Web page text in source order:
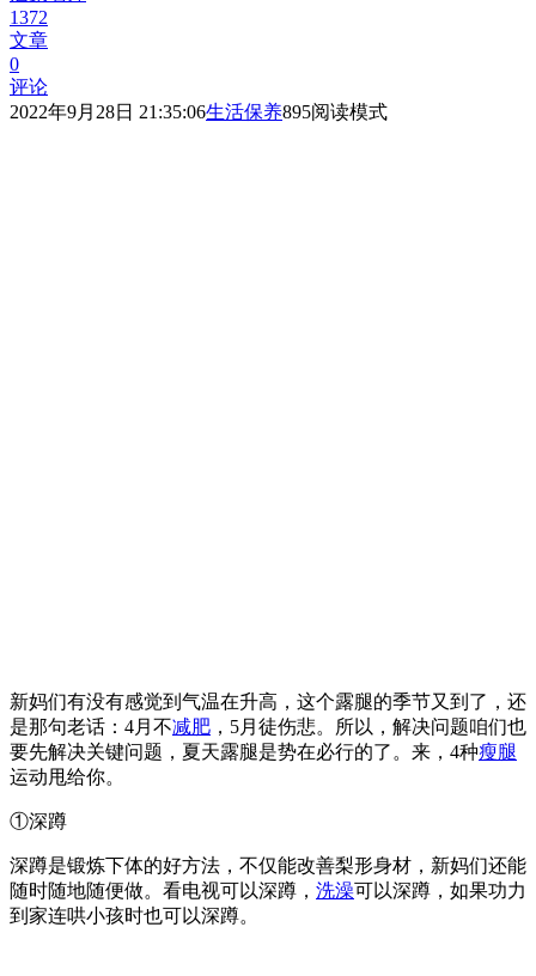
1372
文章
0
评论
2022年9月28日 21:35:06生活保养895阅读模式
新妈们有没有感觉到气温在升高，这个露腿的季节又到了，还
是那句老话：4月不减肥 ，5月徒伤悲。所以，解决问题咱们也
要先解决关键问题，夏天露腿是势在必行的了。来，4种瘦腿
运动甩给你。
①深蹲
深蹲是锻炼下体的好方法，不仅能改善梨形身材，新妈们还能
随时随地随便做。看电视可以深蹲， 洗澡可以深蹲，如果功力
到家连哄小孩时也可以深蹲。